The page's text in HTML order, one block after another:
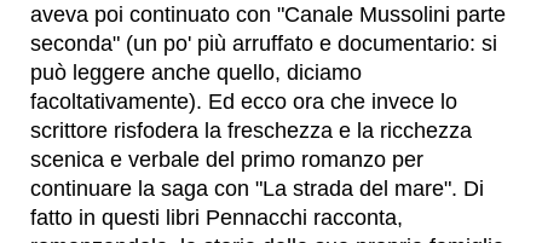
aveva poi continuato con "Canale Mussolini parte
seconda" (un po' più arruffato e documentario: si
può leggere anche quello, diciamo
facoltativamente). Ed ecco ora che invece lo
scrittore risfodera la freschezza e la ricchezza
scenica e verbale del primo romanzo per
continuare la saga con "La strada del mare". Di
fatto in questi libri Pennacchi racconta,